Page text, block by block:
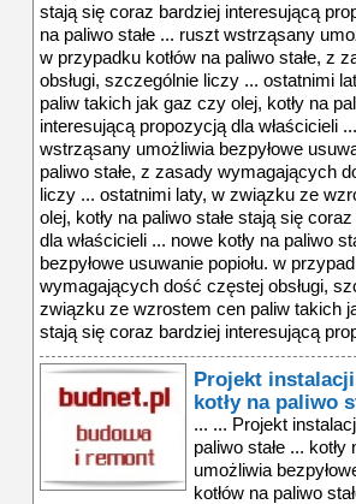
stają się coraz bardziej interesującą
na paliwo stałe ... ruszt wstrząsany
w przypadku kotłów na paliwo stałe, z
obsługi, szczególnie liczy ... ostatnimi
paliw takich jak gaz czy olej, kotły na
interesującą propozycją dla właścicieli
wstrząsany umożliwia bezpyłowe
paliwo stałe, z zasady wymagających
liczy ... ostatnimi laty, w związku ze
olej, kotły na paliwo stałe stają się
dla właścicieli ... nowe kotły na paliwo
bezpyłowe usuwanie popiołu. w
wymagających dość częstej obsługi,
związku ze wzrostem cen paliw takich
stają się coraz bardziej interesującą
Projekt
kotły na paliwo
... ... Projekt
paliwo stałe ...
umożliwia
kotłów na paliwo